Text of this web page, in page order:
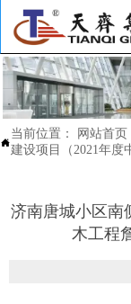

当前位置： 网站首页
建设项目（2021年度
济南唐城小区南
木工程